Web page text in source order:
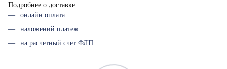
Подробнее о доставке
онлайн оплата
наложений платеж
на расчетный счет ФЛП